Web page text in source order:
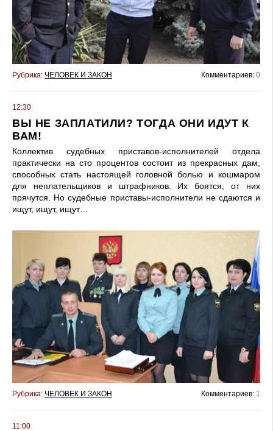
Рубрика: ЧЕЛОВЕК И ЗАКОН Комментариев: 0
12:30
ВЫ НЕ ЗАПЛАТИЛИ? ТОГДА ОНИ ИДУТ К
ВАМ!
Коллектив судебных приставов-исполнителей отдела
практически на сто процентов состоит из прекрасных дам,
способных стать настоящей головной болью и кошмаром
для неплательщиков и штрафников. Их боятся, от них
прячутся. Но судебные приставы-исполнители не сдаются и
ищут, ищут, ищут…
Рубрика: ЧЕЛОВЕК И ЗАКОН Комментариев: 1
11:00